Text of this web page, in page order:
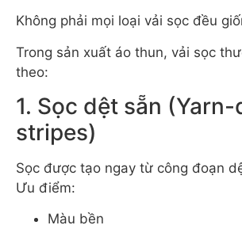
Không phải mọi loại vải sọc đều
Trong sản xuất áo thun, vải sọc
theo:
1. Sọc dệt sẵn (Yarn-
stripes)
Sọc được tạo ngay từ công đoạn
Ưu điểm:
Màu bền